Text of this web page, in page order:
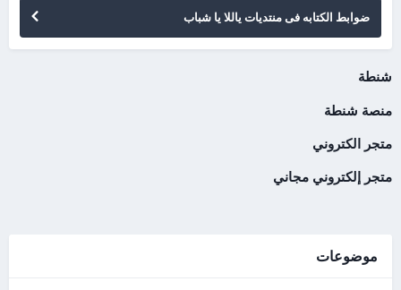
ضوابط الكتابه فى منتديات ياللا يا شباب
شنطة
منصة شنطة
متجر الكتروني
متجر إلكتروني مجاني
موضوعات